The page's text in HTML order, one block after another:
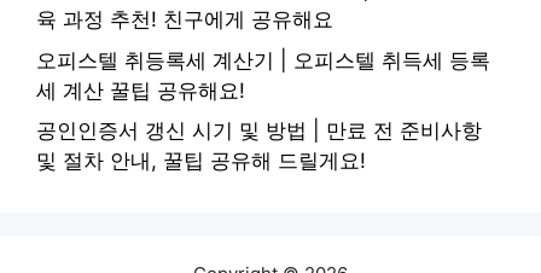
육 과정 추천! 친구에게 공유해요
오피스텔 취등록세 계산기 | 오피스텔 취득세 등록
세 계산 꿀팁 공유해요!
공인인증서 갱신 시기 및 방법 | 만료 전 준비사항
및 절차 안내, 꿀팁 공유해 드릴게요!